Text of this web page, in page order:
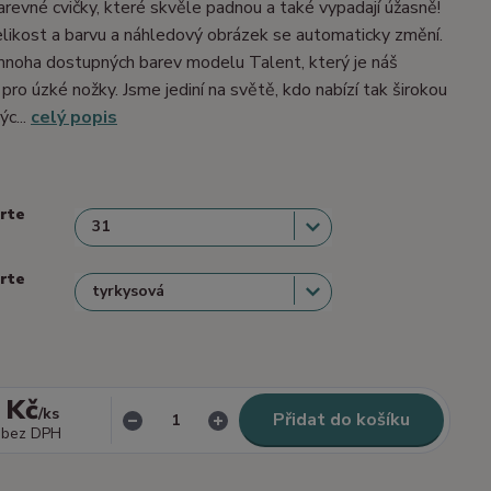
cvičky, které skvěle padnou a také vypadají úžasně!
a barvu a náhledový obrázek se automaticky změní.
dostupných barev modelu Talent, který je náš
úzké nožky. Jsme jediní na světě, kdo nabízí tak širokou
celý popis
/ks
bez DPH
Přidat do košíku